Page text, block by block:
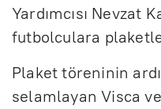
Yardımcısı Nevzat
futbolculara
Plaket töreninin
selamlayan Visca